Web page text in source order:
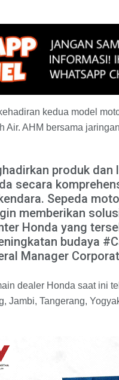
kedua model
Air. AHM bersama
produk
secara
Sepeda
memberikan
Honda yang
budaya
Manager
dealer Honda saat ini
Jambi, Tangerang,